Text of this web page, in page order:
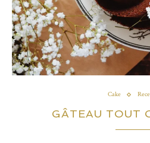
Cake
GÂTEAU TOUT